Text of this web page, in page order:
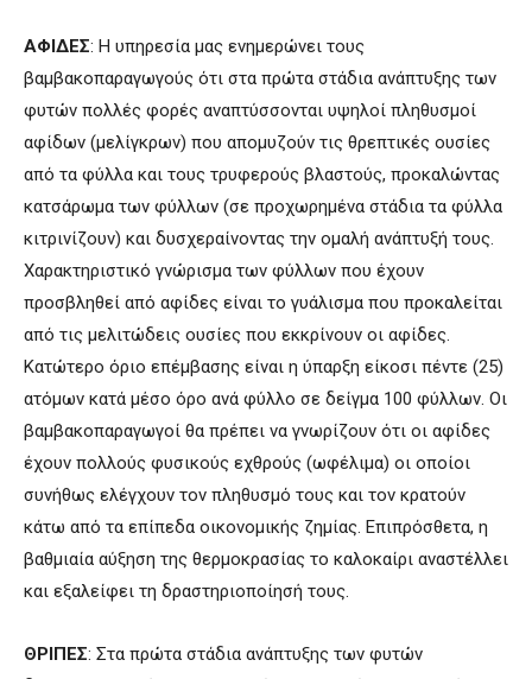
ΑΦΙΔΕΣ: Η υπηρεσία μας ενημερώνει τους
βαμβακοπαραγωγούς ότι στα πρώτα στάδια ανάπτυξης των
φυτών πολλές φορές αναπτύσσονται υψηλοί πληθυσμοί
αφίδων (μελίγκρων) που απομυζούν τις θρεπτικές ουσίες
από τα φύλλα και τους τρυφερούς βλαστούς, προκαλώντας
κατσάρωμα των φύλλων (σε προχωρημένα στάδια τα φύλλα
κιτρινίζουν) και δυσχεραίνοντας την ομαλή ανάπτυξή τους.
Χαρακτηριστικό γνώρισμα των φύλλων που έχουν
προσβληθεί από αφίδες είναι το γυάλισμα που προκαλείται
από τις μελιτώδεις ουσίες που εκκρίνουν οι αφίδες.
Κατώτερο όριο επέμβασης είναι η ύπαρξη είκοσι πέντε (25)
ατόμων κατά μέσο όρο ανά φύλλο σε δείγμα 100 φύλλων. Οι
βαμβακοπαραγωγοί θα πρέπει να γνωρίζουν ότι οι αφίδες
έχουν πολλούς φυσικούς εχθρούς (ωφέλιμα) οι οποίοι
συνήθως ελέγχουν τον πληθυσμό τους και τον κρατούν
κάτω από τα επίπεδα οικονομικής ζημίας. Επιπρόσθετα, η
βαθμιαία αύξηση της θερμοκρασίας το καλοκαίρι αναστέλλει
και εξαλείφει τη δραστηριοποίησή τους.
ΘΡΙΠΕΣ: Στα πρώτα στάδια ανάπτυξης των φυτών